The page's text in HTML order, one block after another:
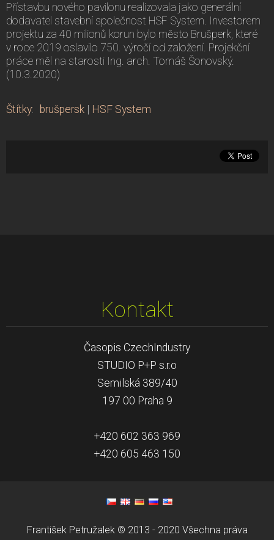
Přístavbu nového pavilonu realizovala jako generální
dodavatel stavební společnost HSF System. Investorem
projektu za 40 milionů korun bylo město Brušperk, které
v roce 2019 oslavilo 750. výročí od založení. Projekční
práce měl na starosti Ing. arch. Tomáš Šonovský.
(10.3.2020)
Štítky: brušpersk | HSF System
Kontakt
Časopis CzechIndustry
STUDIO P+P s.r.o
Semilská 389/40
197 00 Praha 9
+420 602 363 969
+420 605 463 150
František Petružalek © 2013 - 2020 Všechna práva